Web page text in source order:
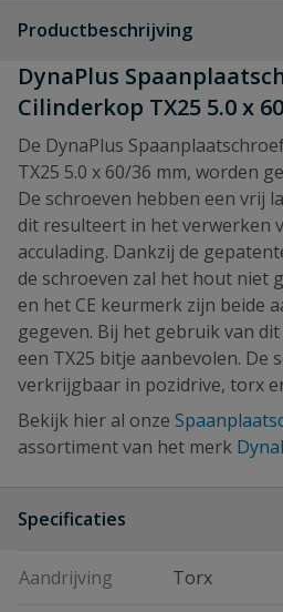
Productbeschrijving
DynaPlus
Cilinderkop TX25 5.0 x
De DynaPlus
TX25 5.0 x 60/36 mm, worden
De schroeven hebben een vrij
dit resulteert in het verwerken
acculading. Dankzij de
de schroeven zal het hout niet
en het CE keurmerk zijn beide
gegeven. Bij het gebruik van
een TX25 bitje aanbevolen. De
verkrijgbaar in pozidrive, torx
Bekijk hier al onze
assortiment van het merk
Specificaties
Aandrijving Torx